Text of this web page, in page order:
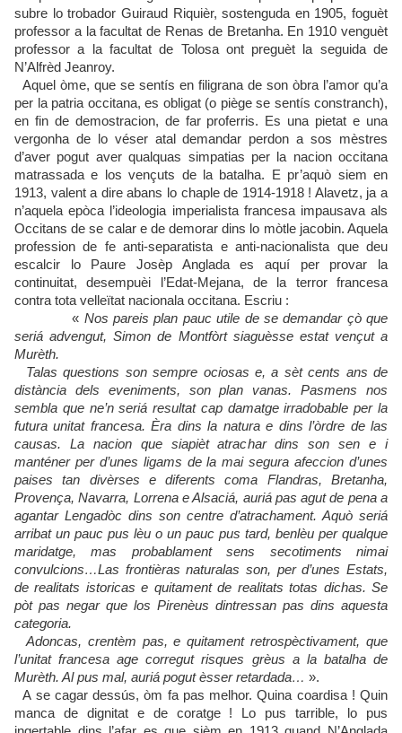
subre lo trobador Guiraud Riquièr, sostenguda en 1905, foguèt
professor a la facultat de Renas de Bretanha. En 1910 venguèt
professor a la facultat de Tolosa ont preguèt la seguida de
N’Alfrèd Jeanroy.
Aquel òme, que se sentís en filigrana de son òbra l’amor qu’a
per la patria occitana, es obligat (o piège se sentís constranch),
en fin de demostracion, de far proferris. Es una pietat e una
vergonha de lo véser atal demandar perdon a sos mèstres
d’aver pogut aver qualquas simpatias per la nacion occitana
matrassada e los vençuts de la batalha. E pr’aquò siem en
1913, valent a dire abans lo chaple de 1914-1918 ! Alavetz, ja a
n’aquela epòca l’ideologia imperialista francesa impausava als
Occitans de se calar e de demorar dins lo mòtle jacobin. Aquela
profession de fe anti-separatista e anti-nacionalista que deu
escalcir lo Paure Josèp Anglada es aquí per provar la
continuitat, desempuèi l’Edat-Mejana, de la terror francesa
contra tota velleïtat nacionala occitana. Escriu :
« Nos pareis plan pauc utile de se demandar çò que
seriá advengut, Simon de Montfòrt siaguèsse estat vençut a
Murèth.
Talas questions son sempre ociosas e, a sèt cents ans de
distància dels eveniments, son plan vanas. Pasmens nos
sembla que ne’n seriá resultat cap damatge irradobable per la
futura unitat francesa. Èra dins la natura e dins l’òrdre de las
causas. La nacion que siapièt atrachar dins son sen e i
manténer per d’unes ligams de la mai segura afeccion d’unes
paises tan divèrses e diferents coma Flandras, Bretanha,
Provença, Navarra, Lorrena e Alsaciá, auriá pas agut de pena a
agantar Lengadòc dins son centre d’atrachament. Aquò seriá
arribat un pauc pus lèu o un pauc pus tard, benlèu per qualque
maridatge, mas probablament sens secotiments nimai
convulcions…Las frontièras naturalas son, per d’unes Estats,
de realitats istoricas e quitament de realitats totas dichas. Se
pòt pas negar que los Pirenèus dintressan pas dins aquesta
categoria.
Adoncas, crentèm pas, e quitament retrospèctivament, que
l’unitat francesa age corregut risques grèus a la batalha de
Murèth. Al pus mal, auriá pogut èsser retardada… ».
A se cagar dessús, òm fa pas melhor. Quina coardisa ! Quin
manca de dignitat e de coratge ! Lo pus tarrible, lo pus